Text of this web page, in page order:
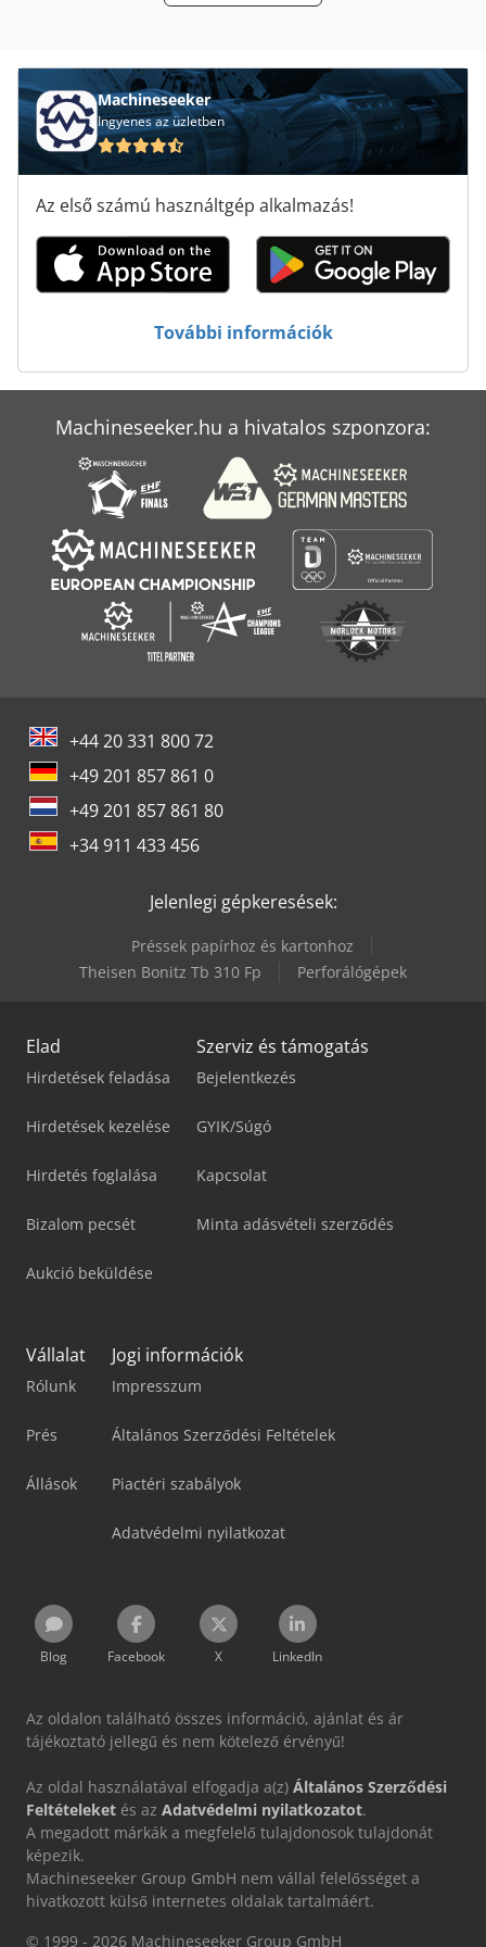
Tb 175
Tiefbord 8 25 100
Tielburger Tk 18
Tur 560
Machineseeker
Ingyenes az üzletben
Az első számú használtgép alkalmazás!
További információk
Machineseeker.hu a hivatalos szponzora:
+44 20 331 800 72
+49 201 857 861 0
+49 201 857 861 80
+34 911 433 456
Jelenlegi gépkeresések:
Préssek papírhoz és kartonhoz
Theisen Bonitz Tb 310 Fp
Perforálógépek
Elad
Hirdetések feladása
Hirdetések kezelése
Hirdetés foglalása
Bizalom pecsét
Aukció beküldése
Szerviz és támogatás
Bejelentkezés
GYIK/Súgó
Kapcsolat
Minta adásvételi szerződés
Vállalat
Rólunk
Prés
Állások
Jogi információk
Impresszum
Általános Szerződési Feltételek
Piactéri szabályok
Adatvédelmi nyilatkozat
Blog Facebook X LinkedIn
Az oldalon található összes információ, ajánlat és ár
tájékoztató jellegű és nem kötelező érvényű!
Az oldal használatával elfogadja a(z) Általános Szerződési
Feltételeket és az Adatvédelmi nyilatkozatot.
A megadott márkák a megfelelő tulajdonosok tulajdonát
képezik.
Machineseeker Group GmbH nem vállal felelősséget a
hivatkozott külső internetes oldalak tartalmáért.
© 1999 - 2026 Machineseeker Group GmbH